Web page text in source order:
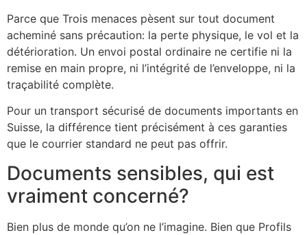
Parce que Trois menaces pèsent sur tout document
acheminé sans précaution: la perte physique, le vol et la
détérioration. Un envoi postal ordinaire ne certifie ni la
remise en main propre, ni l’intégrité de l’enveloppe, ni la
traçabilité complète.
Pour un transport sécurisé de documents importants en
Suisse, la différence tient précisément à ces garanties
que le courrier standard ne peut pas offrir.
Documents sensibles, qui est
vraiment concerné?
Bien plus de monde qu’on ne l’imagine. Bien que Profils